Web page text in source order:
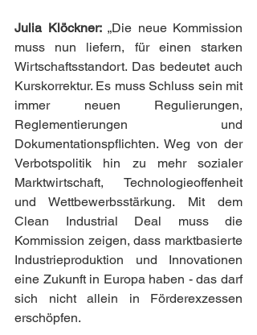
Julia Klöckner: „Die neue Kommission
muss nun liefern, für einen starken
Wirtschaftsstandort. Das bedeutet auch
Kurskorrektur. Es muss Schluss sein mit
immer neuen Regulierungen,
Reglementierungen und
Dokumentationspflichten. Weg von der
Verbotspolitik hin zu mehr sozialer
Marktwirtschaft, Technologieoffenheit
und Wettbewerbsstärkung. Mit dem
Clean Industrial Deal muss die
Kommission zeigen, dass marktbasierte
Industrieproduktion und Innovationen
eine Zukunft in Europa haben - das darf
sich nicht allein in Förderexzessen
erschöpfen.